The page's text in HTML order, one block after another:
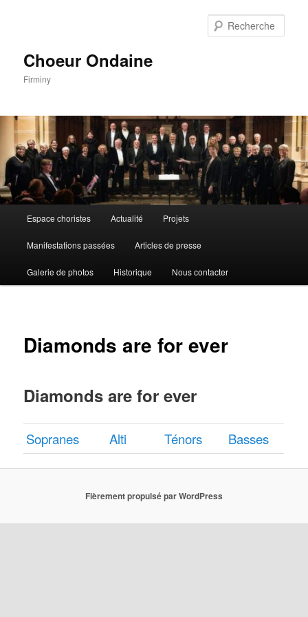
Choeur Ondaine
Firminy
principal
Espace choristes Actualité Projets
Manifestations passées Articles de presse
Galerie de photos Historique Nous contacter
Diamonds are for ever
Diamonds are for ever
Sopranes Alti Ténors Basses
Fièrement propulsé par WordPress